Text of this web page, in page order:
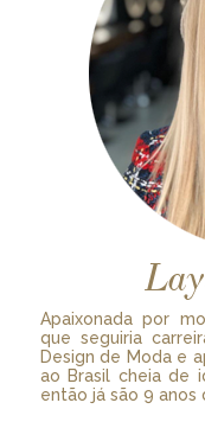
Apaixonada por
que seguiria
Design de Moda e
ao Brasil cheia de
então já são 9 anos